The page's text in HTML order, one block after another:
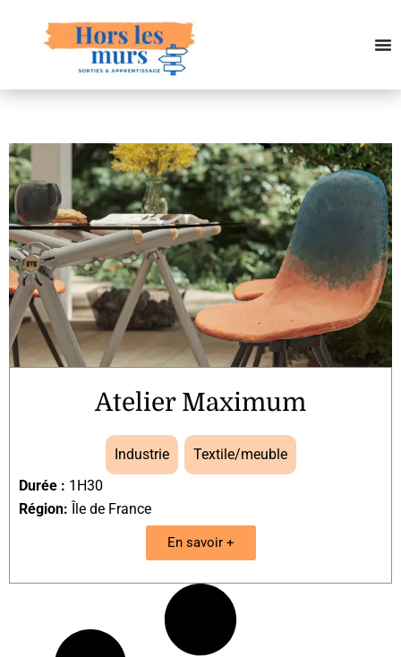
Atelier Maximum
Industrie
Textile/meuble
Durée : 1H30
Région: Île de France
En savoir +